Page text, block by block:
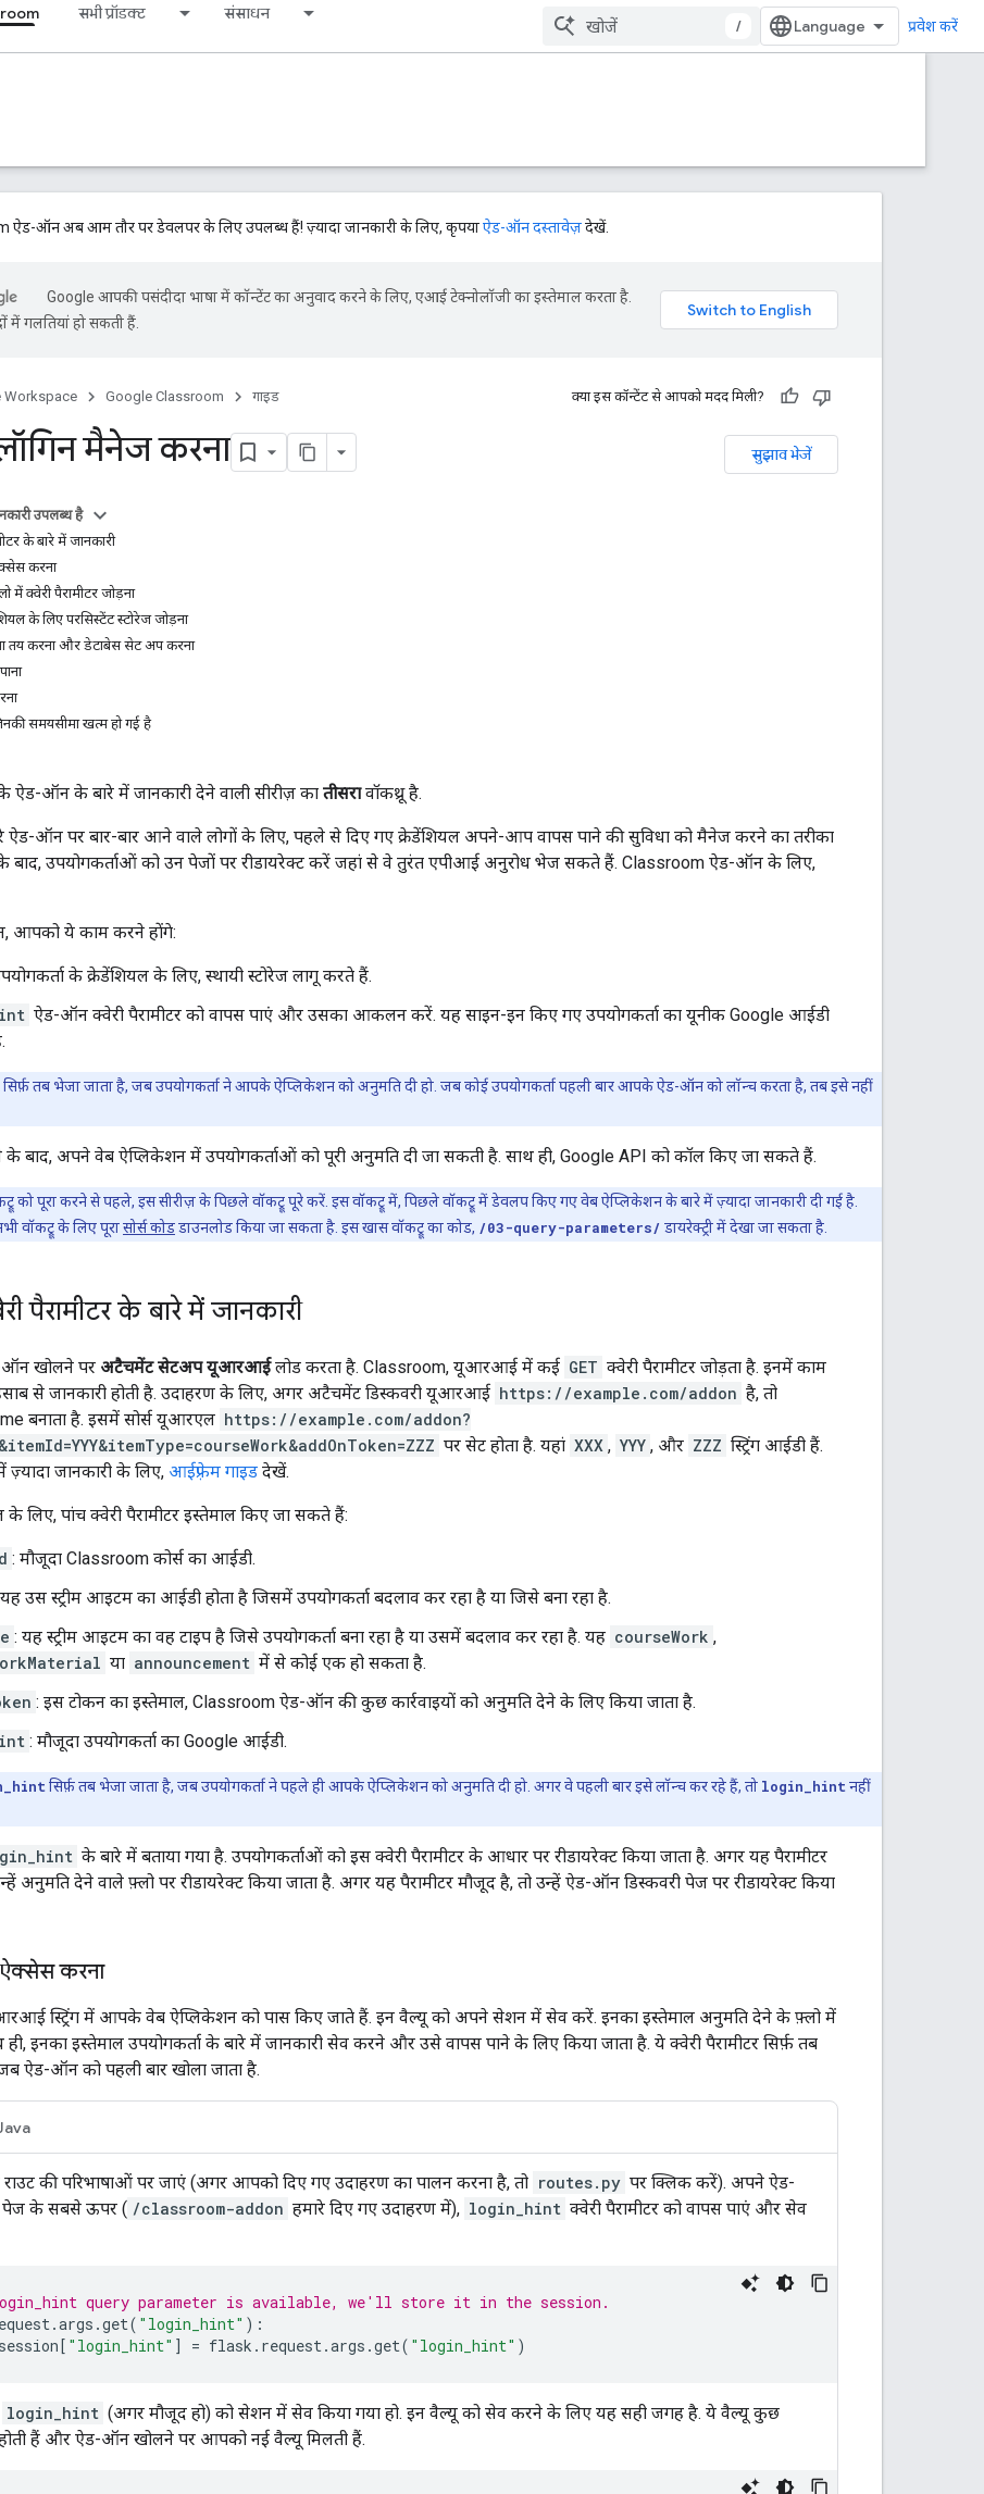
सभी प्रॉडक्ट संसाधन
/ प्रवेश करें
ऐड-ऑन अब आम तौर पर डेवलपर के लिए उपलब्ध हैं! ज़्यादा जानकारी के लिए, कृपयाऐड-ऑन दस्तावेज़देखें.
Google आपकी पसंदीदा भाषा में कॉन्टेंट का अनुवाद करने के लिए, एआई टेक्नोलॉजी का इस्तेमाल करता है.
में गलतियां हो सकती हैं.
Workspace Google Classroom गाइड क्या इस कॉन्टेंट से आपको मदद मिली?
सुझाव भेजें
लॉगिन मैनेज करना
उपलब्ध है
के बारे में जानकारी
करना
में क्वेरी पैरामीटर जोड़ना
के लिए परसिस्टेंट स्टोरेज जोड़ना
तय करना और डेटाबेस सेट अप करना
समयसीमा खत्म हो गई है
ऐड-ऑन के बारे में जानकारी देने वाली सीरीज़ का तीसरावॉकथ्रू है.
ऐड-ऑन पर बार-बार आने वाले लोगों के लिए, पहले से दिए गए क्रेडेंशियल अपने-आप वापस पाने की सुविधा को मैनेज करने का तरीका
बाद, उपयोगकर्ताओं को उन पेजों पर रीडायरेक्ट करें जहां से वे तुरंत एपीआई अनुरोध भेज सकते हैं. Classroom ऐड-ऑन के लिए,
आपको ये काम करने होंगे:
के क्रेडेंशियल के लिए, स्थायी स्टोरेज लागू करते हैं.
ऐड-ऑन क्वेरी पैरामीटर को वापस पाएं और उसका आकलन करें. यह साइन-इन किए गए उपयोगकर्ता का यूनीक Google आईडी
सिर्फ़ तब भेजा जाता है, जब उपयोगकर्ता ने आपके ऐप्लिकेशन को अनुमति दी हो. जब कोई उपयोगकर्ता पहली बार आपके ऐड-ऑन को लॉन्च करता है, तब इसे नहीं
के बाद, अपने वेब ऐप्लिकेशन में उपयोगकर्ताओं को पूरी अनुमति दी जा सकती है. साथ ही, Google API को कॉल किए जा सकते हैं.
को पूरा करने से पहले, इस सीरीज़ के पिछले वॉकट्रू पूरे करें. इस वॉकट्रू में, पिछले वॉकट्रू में डेवलप किए गए वेब ऐप्लिकेशन के बारे में ज़्यादा जानकारी दी गई है.
वॉकट्रू के लिए पूरासोर्स कोडडाउनलोड किया जा सकता है. इस खास वॉकट्रू का कोड, /03-query-parameters/ डायरेक्ट्री में देखा जा सकता है.
पैरामीटर के बारे में जानकारी
ऑन खोलने पर अटैचमेंट सेटअप यूआरआईलोड करता है. Classroom, यूआरआई में कई GET क्वेरी पैरामीटर जोड़ता है. इनमें काम
से जानकारी होती है. उदाहरण के लिए, अगर अटैचमेंट डिस्कवरी यूआरआई https://example.com/addon है, तो
बनाता है. इसमें सोर्स यूआरएल https://example.com/addon?
पर सेट होता है. यहां XXX , YYY , और ZZZ स्ट्रिंग आईडी हैं.
ज़्यादा जानकारी के लिए, आईफ़्रेम गाइड देखें.
के लिए, पांच क्वेरी पैरामीटर इस्तेमाल किए जा सकते हैं:
: मौजूदा Classroom कोर्स का आईडी.
उस स्ट्रीम आइटम का आईडी होता है जिसमें उपयोगकर्ता बदलाव कर रहा है या जिसे बना रहा है.
: यह स्ट्रीम आइटम का वह टाइप है जिसे उपयोगकर्ता बना रहा है या उसमें बदलाव कर रहा है. यह courseWork ,
या announcement में से कोई एक हो सकता है.
: इस टोकन का इस्तेमाल, Classroom ऐड-ऑन की कुछ कार्रवाइयों को अनुमति देने के लिए किया जाता है.
: मौजूदा उपयोगकर्ता का Google आईडी.
सिर्फ़ तब भेजा जाता है, जब उपयोगकर्ता ने पहले ही आपके ऐप्लिकेशन को अनुमति दी हो. अगर वे पहली बार इसे लॉन्च कर रहे हैं, तो login_hint नहीं
के बारे में बताया गया है. उपयोगकर्ताओं को इस क्वेरी पैरामीटर के आधार पर रीडायरेक्ट किया जाता है. अगर यह पैरामीटर
अनुमति देने वाले फ़्लो पर रीडायरेक्ट किया जाता है. अगर यह पैरामीटर मौजूद है, तो उन्हें ऐड-ऑन डिस्कवरी पेज पर रीडायरेक्ट किया
ऐक्सेस करना
यूआरआई स्ट्रिंग में आपके वेब ऐप्लिकेशन को पास किए जाते हैं. इन वैल्यू को अपने सेशन में सेव करें. इनका इस्तेमाल अनुमति देने के फ़्लो में
ही, इनका इस्तेमाल उपयोगकर्ता के बारे में जानकारी सेव करने और उसे वापस पाने के लिए किया जाता है. ये क्वेरी पैरामीटर सिर्फ़ तब
ऐड-ऑन को पहली बार खोला जाता है.
राउट की परिभाषाओं पर जाएं (अगर आपको दिए गए उदाहरण का पालन करना है, तो routes.py पर क्लिक करें). अपने ऐड-
पेज के सबसे ऊपर ( /classroom-addon हमारे दिए गए उदाहरण में), login_hint क्वेरी पैरामीटर को वापस पाएं और सेव
query parameter is available, we'll store it in the session.
.args .get( "login_hint" ):
session[ "login_hint" ] = flask . request.args .get( "login_hint" )
login_hint (अगर मौजूद हो) को सेशन में सेव किया गया हो. इन वैल्यू को सेव करने के लिए यह सही जगह है. ये वैल्यू कुछ
हैं और ऐड-ऑन खोलने पर आपको नई वैल्यू मिलती हैं.